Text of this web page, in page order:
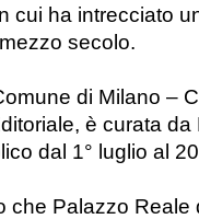
cui ha intrecciato
secolo.
di Milano –
è curata da
dal 1° luglio al
che Palazzo Reale